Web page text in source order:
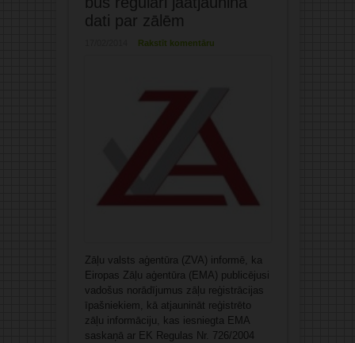
dati par zālēm
Rakstīt komentāru
Zāļu valsts aģentūra (ZVA) informē, ka
Eiropas Zāļu aģentūra (EMA) publicējusi
vadošus norādījumus zāļu reģistrācijas
īpašniekiem, kā atjaunināt reģistrēto
zāļu informāciju, kas iesniegta EMA
saskaņā ar EK Regulas Nr. 726/2004